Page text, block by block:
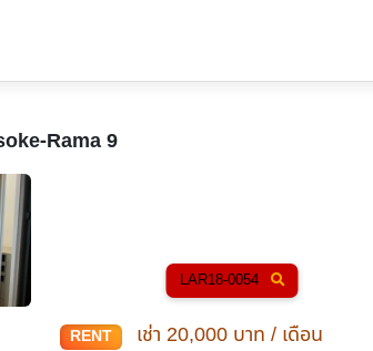
Rama 9
LAR18-0054
RENT เช่า 20,000บาท / เดือน